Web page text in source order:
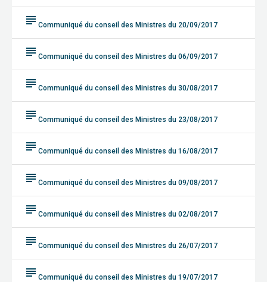
subject Communiqué du conseil des Ministres du 20/09/2017
subject Communiqué du conseil des Ministres du 06/09/2017
subject Communiqué du conseil des Ministres du 30/08/2017
subject Communiqué du conseil des Ministres du 23/08/2017
subject Communiqué du conseil des Ministres du 16/08/2017
subject Communiqué du conseil des Ministres du 09/08/2017
subject Communiqué du conseil des Ministres du 02/08/2017
subject Communiqué du conseil des Ministres du 26/07/2017
subject Communiqué du conseil des Ministres du 19/07/2017